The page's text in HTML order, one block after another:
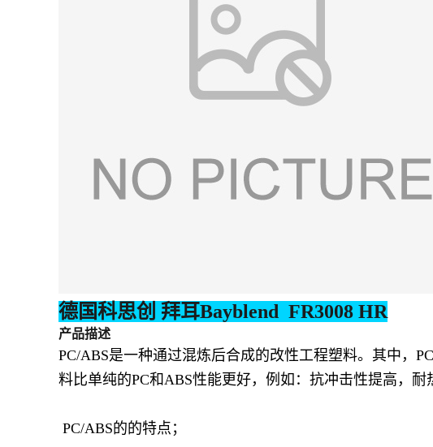
德国科思创 拜耳Bayblend FR3008 HR
产品描述
PC/ABS是一种通过混炼后合成的改性工程塑料。其中，
料比单纯的PC和ABS性能更好，例如：抗冲击性提高，耐
PC/ABS的的特点；